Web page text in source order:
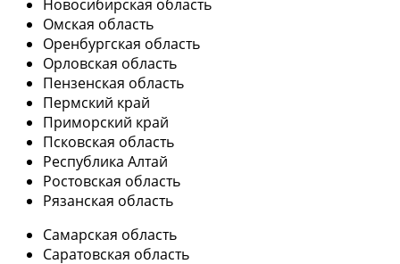
Новосибирская область
Омская область
Оренбургская область
Орловская область
Пензенская область
Пермский край
Приморский край
Псковская область
Республика Алтай
Ростовская область
Рязанская область
Самарская область
Саратовская область